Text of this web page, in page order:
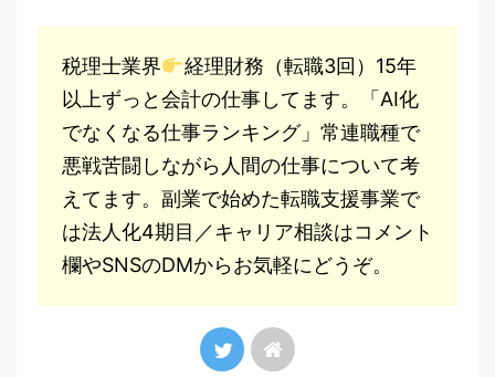
税理士業界
経理財務（転職3回）15年
以上ずっと会計の仕事してます。「AI化
でなくなる仕事ランキング」常連職種で
悪戦苦闘しながら人間の仕事について考
えてます。副業で始めた転職支援事業で
は法人化4期目／キャリア相談はコメント
欄やSNSのDMからお気軽にどうぞ。